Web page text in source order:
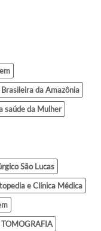
da Amazônia
saúde da Mulher
São Lucas
e Clínica Médica